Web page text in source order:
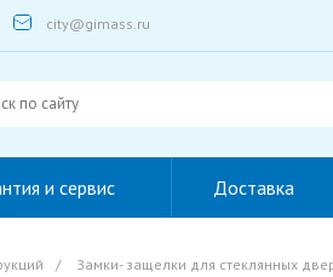
city@gimass.ru
и сервис Доставка
/ Замки- защелки для стеклянных